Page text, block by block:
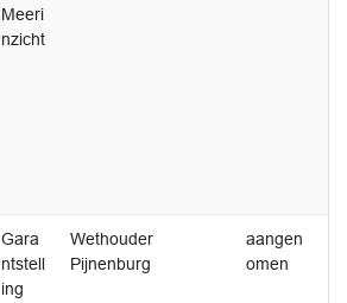
Meeri
nzicht
Gara
ntstell
ing
Wethouder
Pijnenburg
aangen
omen